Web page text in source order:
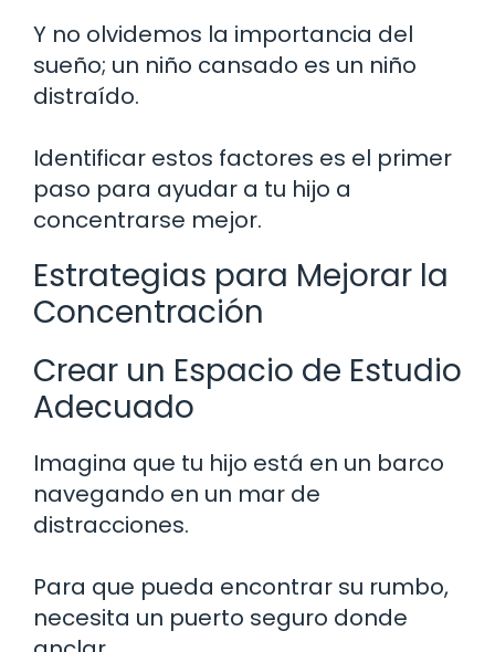
Y no olvidemos la importancia del
sueño; un niño cansado es un niño
distraído.
Identificar estos factores es el primer
paso para ayudar a tu hijo a
concentrarse mejor.
Estrategias para Mejorar la
Concentración
Crear un Espacio de Estudio
Adecuado
Imagina que tu hijo está en un barco
navegando en un mar de
distracciones.
Para que pueda encontrar su rumbo,
necesita un puerto seguro donde